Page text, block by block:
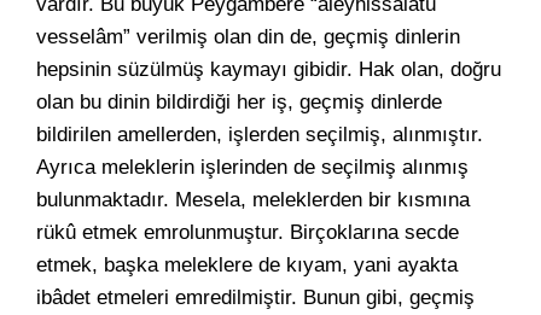
vesselâm” verilmiş olan din de, geçmiş dinlerin
hepsinin süzülmüş kaymayı gibidir. Hak olan, doğru
olan bu dinin bildirdiği her iş, geçmiş dinlerde
bildirilen amellerden, işlerden seçilmiş, alınmıştır.
Ayrıca meleklerin işlerinden de seçilmiş alınmış
bulunmaktadır. Mesela, meleklerden bir kısmına
rükû etmek emrolunmuştur. Birçoklarına secde
etmek, başka meleklere de kıyam, yani ayakta
ibâdet etmeleri emredilmiştir. Bunun gibi, geçmiş